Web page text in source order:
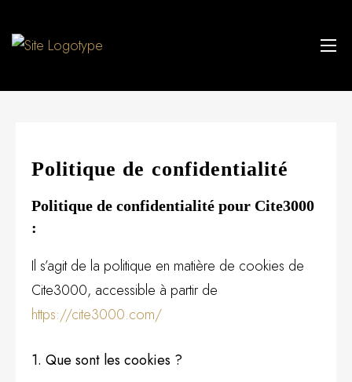
Politique de confidentialité
Politique de confidentialité pour Cite3000
:
Il s’agit de la politique en matière de cookies de
Cite3000, accessible à partir de
https://cite3000.com/
1. Que sont les cookies ?